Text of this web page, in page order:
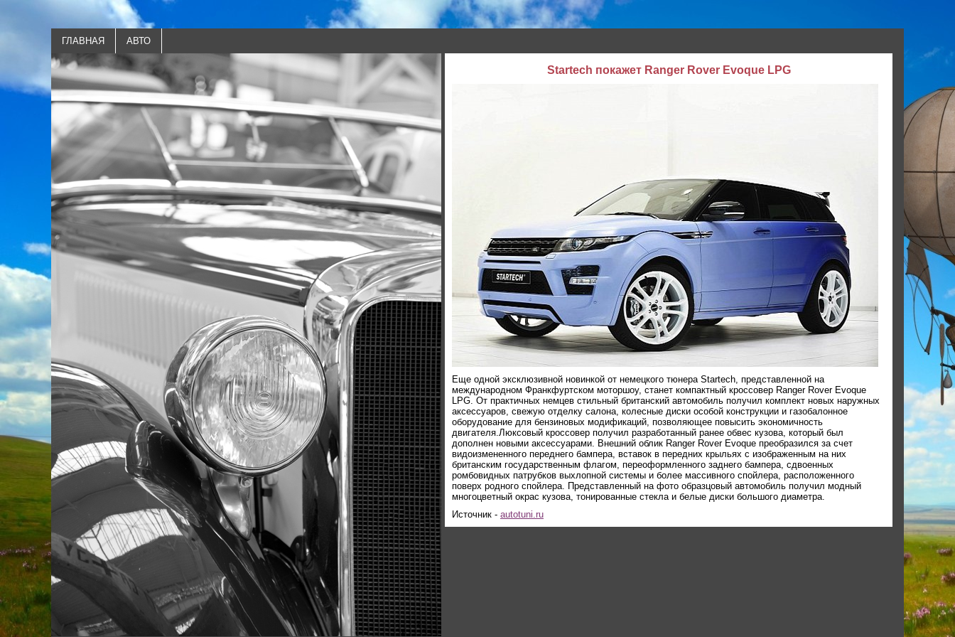
ГЛАВНАЯ АВТО
Startech покажет Ranger Rover Evoque LPG
Еще одной эксклюзивной новинкой от немецкого тюнера Startech, представленной на
международном Франкфуртском моторшоу, станет компактный кроссовер Ranger Rover Evoque
LPG. От практичных немцев стильный британский автомобиль получил комплект новых наружных
аксессуаров, свежую отделку салона, колесные диски особой конструкции и газобалонное
оборудование для бензиновых модификаций, позволяющее повысить экономичность
двигателя.Люксовый кроссовер получил разработанный ранее обвес кузова, который был
дополнен новыми аксессуарами. Внешний облик Ranger Rover Evoque преобразился за счет
видоизмененного переднего бампера, вставок в передних крыльях с изображенным на них
британским государственным флагом, переоформленного заднего бампера, сдвоенных
ромбовидных патрубков выхлопной системы и более массивного спойлера, расположенного
поверх родного спойлера. Представленный на фото образцовый автомобиль получил модный
многоцветный окрас кузова, тонированные стекла и белые диски большого диаметра.
Источник - autotuni.ru